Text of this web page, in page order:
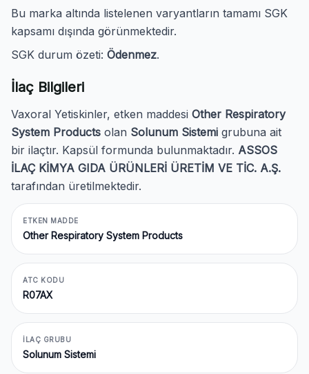
Bu marka altında listelenen varyantların tamamı SGK
kapsamı dışında görünmektedir.
SGK durum özeti: Ödenmez.
İlaç Bilgileri
Vaxoral Yetiskinler, etken maddesi Other Respiratory
System Products olan Solunum Sistemi grubuna ait
bir ilaçtır. Kapsül formunda bulunmaktadır. ASSOS
İLAÇ KİMYA GIDA ÜRÜNLERİ ÜRETİM VE TİC. A.Ş.
tarafından üretilmektedir.
ETKEN MADDE
Other Respiratory System Products
ATC KODU
R07AX
İLAÇ GRUBU
Solunum Sistemi